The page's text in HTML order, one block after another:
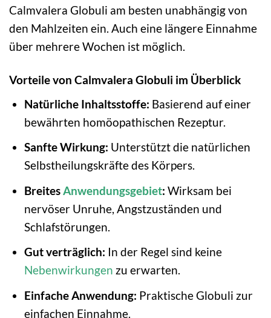
Calmvalera Globuli am besten unabhängig von
den Mahlzeiten ein. Auch eine längere Einnahme
über mehrere Wochen ist möglich.
Vorteile von Calmvalera Globuli im Überblick
Natürliche Inhaltsstoffe: Basierend auf einer
bewährten homöopathischen Rezeptur.
Sanfte Wirkung: Unterstützt die natürlichen
Selbstheilungskräfte des Körpers.
BreitesAnwendungsgebiet: Wirksam bei
nervöser Unruhe, Angstzuständen und
Schlafstörungen.
Gut verträglich: In der Regel sind keine
Nebenwirkungen zu erwarten.
Einfache Anwendung: Praktische Globuli zur
einfachen Einnahme.